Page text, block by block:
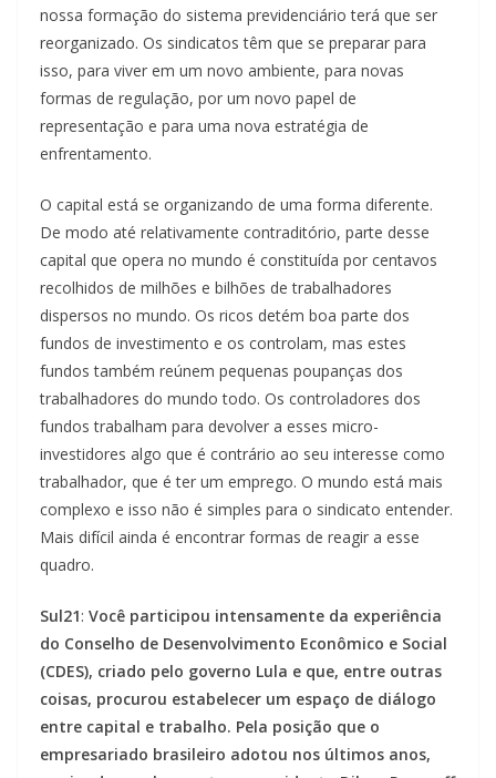
nossa formação do sistema previdenciário terá que ser
reorganizado. Os sindicatos têm que se preparar para
isso, para viver em um novo ambiente, para novas
formas de regulação, por um novo papel de
representação e para uma nova estratégia de
enfrentamento.
O capital está se organizando de uma forma diferente.
De modo até relativamente contraditório, parte desse
capital que opera no mundo é constituída por centavos
recolhidos de milhões e bilhões de trabalhadores
dispersos no mundo. Os ricos detém boa parte dos
fundos de investimento e os controlam, mas estes
fundos também reúnem pequenas poupanças dos
trabalhadores do mundo todo. Os controladores dos
fundos trabalham para devolver a esses micro-
investidores algo que é contrário ao seu interesse como
trabalhador, que é ter um emprego. O mundo está mais
complexo e isso não é simples para o sindicato entender.
Mais difícil ainda é encontrar formas de reagir a esse
quadro.
Sul21: Você participou intensamente da experiência
do Conselho de Desenvolvimento Econômico e Social
(CDES), criado pelo governo Lula e que, entre outras
coisas, procurou estabelecer um espaço de diálogo
entre capital e trabalho. Pela posição que o
empresariado brasileiro adotou nos últimos anos,